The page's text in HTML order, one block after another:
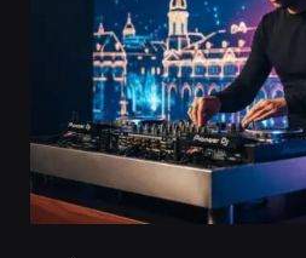
la
Selecție
la
Mixaj
Pro
(2026)"